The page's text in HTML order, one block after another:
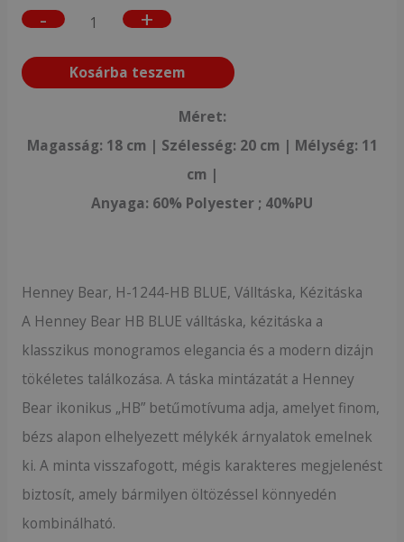
- +
Kosárba teszem
Méret:
Magasság: 18 cm | Szélesség: 20 cm | Mélység: 11
cm |
Anyaga: 60% Polyester ; 40%PU
Henney Bear, H-1244-HB BLUE, Válltáska, Kézitáska
A Henney Bear HB BLUE válltáska, kézitáska a
klasszikus monogramos elegancia és a modern dizájn
tökéletes találkozása. A táska mintázatát a Henney
Bear ikonikus „HB” betűmotívuma adja, amelyet finom,
bézs alapon elhelyezett mélykék árnyalatok emelnek
ki. A minta visszafogott, mégis karakteres megjelenést
biztosít, amely bármilyen öltözéssel könnyedén
kombinálható.